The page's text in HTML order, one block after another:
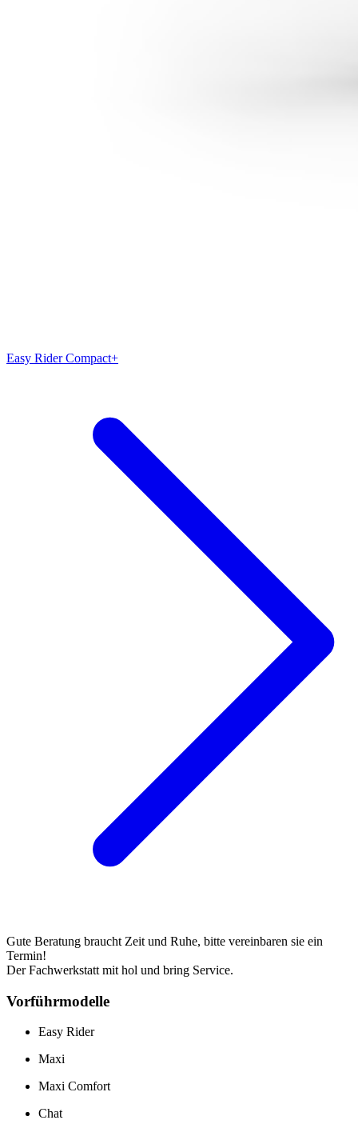
Easy Rider Compact+
Gute Beratung braucht Zeit und Ruhe, bitte vereinbaren sie ein
Termin!
Der Fachwerkstatt mit hol und bring Service.
Vorführmodelle
Easy Rider
Maxi
Maxi Comfort
Chat